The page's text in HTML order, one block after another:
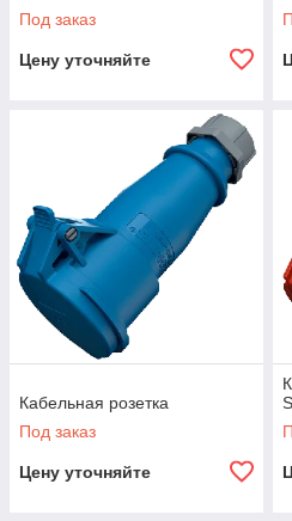
Под заказ
Цену уточняйте
Кабельная розетка
Под заказ
Цену уточняйте